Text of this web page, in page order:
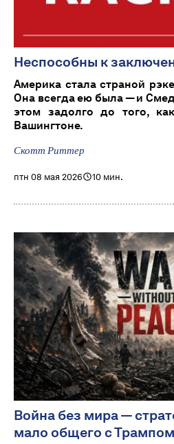
Неспособны к
Америка стала страной
Она всегда ею была — и
этом задолго до того,
Вашингтоне.
Скотт Риттер
птн 08 мая 2026 10 мин.
Война без мира —
мало общего с Трампом